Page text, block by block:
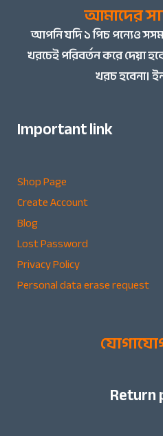
আমাদের
আপনিযদি ১ পিচ পন্যেও
খরচেই পরিবর্তন করে দেয়া
খরচ হবেনা।
Important link
Shop Page
Create Account
Blog
Lost Password
Privacy Policy
Personal data erase request
Return